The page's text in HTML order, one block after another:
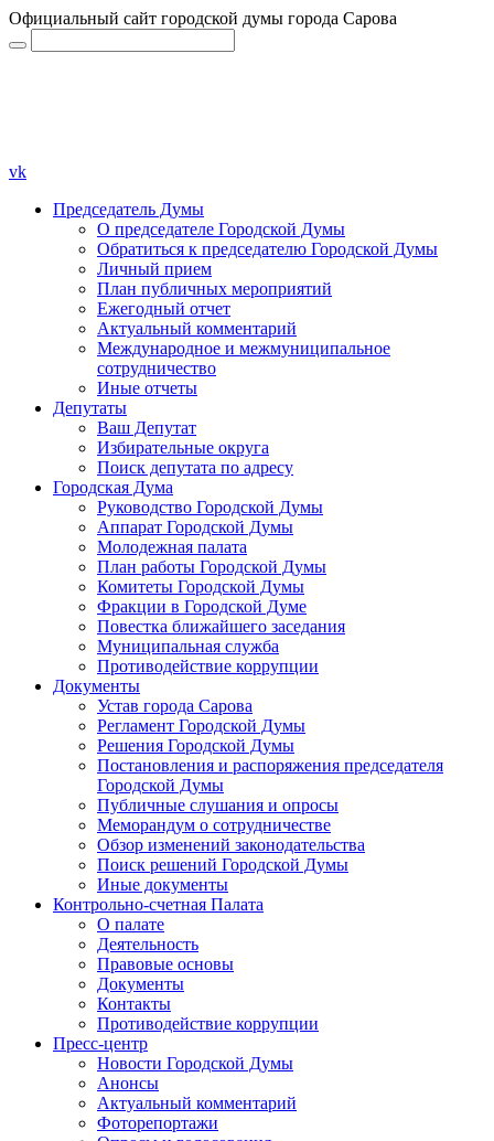
Официальный сайт городской думы города Сарова
vk
Председатель Думы
О председателе Городской Думы
Обратиться к председателю Городской Думы
Личный прием
План публичных мероприятий
Ежегодный отчет
Актуальный комментарий
Международное и межмуниципальное
сотрудничество
Иные отчеты
Депутаты
Ваш Депутат
Избирательные округа
Поиск депутата по адресу
Городская Дума
Руководство Городской Думы
Аппарат Городской Думы
Молодежная палата
План работы Городской Думы
Комитеты Городской Думы
Фракции в Городской Думе
Повестка ближайшего заседания
Муниципальная служба
Противодействие коррупции
Документы
Устав города Сарова
Регламент Городской Думы
Решения Городской Думы
Постановления и распоряжения председателя
Городской Думы
Публичные слушания и опросы
Меморандум о сотрудничестве
Обзор изменений законодательства
Поиск решений Городской Думы
Иные документы
Контрольно-счетная Палата
О палате
Деятельность
Правовые основы
Документы
Контакты
Противодействие коррупции
Пресс-центр
Новости Городской Думы
Анонсы
Актуальный комментарий
Фоторепортажи